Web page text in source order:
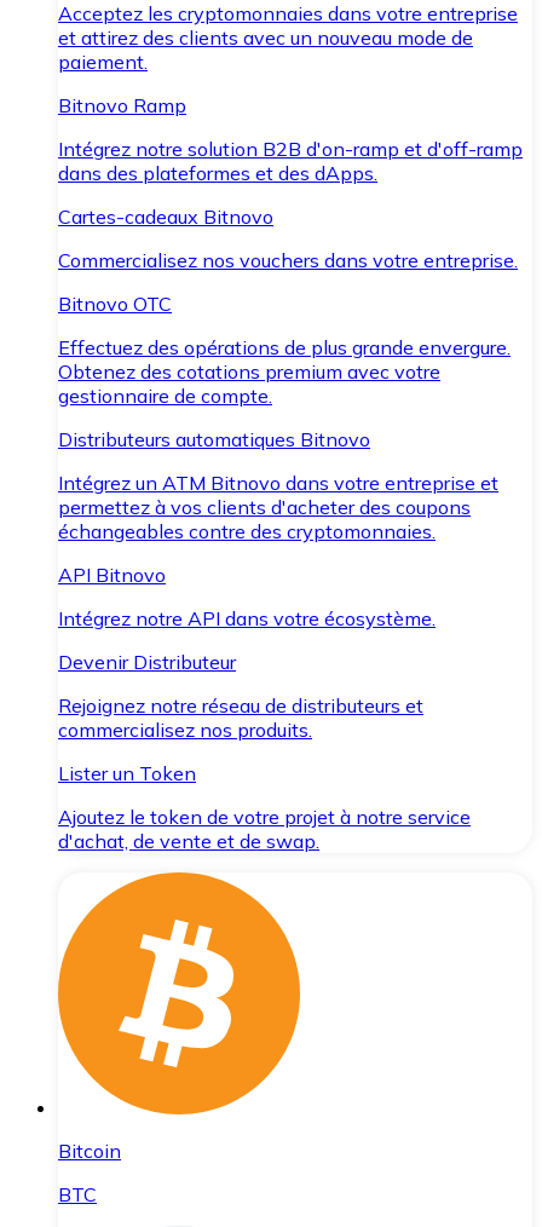
Acceptez les cryptomonnaies dans votre entreprise
et attirez des clients avec un nouveau mode de
paiement.
Bitnovo Ramp
Intégrez notre solution B2B d'on-ramp et d'off-ramp
dans des plateformes et des dApps.
Cartes-cadeaux Bitnovo
Commercialisez nos vouchers dans votre entreprise.
Bitnovo OTC
Effectuez des opérations de plus grande envergure.
Obtenez des cotations premium avec votre
gestionnaire de compte.
Distributeurs automatiques Bitnovo
Intégrez un ATM Bitnovo dans votre entreprise et
permettez à vos clients d'acheter des coupons
échangeables contre des cryptomonnaies.
API Bitnovo
Intégrez notre API dans votre écosystème.
Devenir Distributeur
Rejoignez notre réseau de distributeurs et
commercialisez nos produits.
Lister un Token
Ajoutez le token de votre projet à notre service
d'achat, de vente et de swap.
Bitcoin
BTC